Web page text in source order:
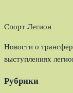
Спорт Легион
Новости о
выступлениях
Рубрики